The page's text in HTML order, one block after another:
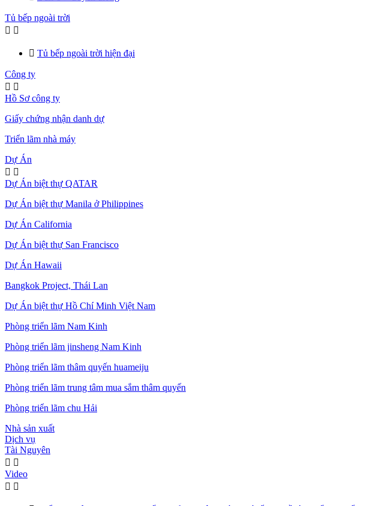
Tủ bếp ngoài trời
 
 Tủ bếp ngoài trời hiện đại
Công ty
 
Hồ Sơ công ty
Giấy chứng nhận danh dự
Triển lãm nhà máy
Dự Án
 
Dự Án biệt thự QATAR
Dự Án biệt thự Manila ở Philippines
Dự Án California
Dự Án biệt thự San Francisco
Dự Án Hawaii
Bangkok Project, Thái Lan
Dự Án biệt thự Hồ Chí Minh Việt Nam
Phòng triển lãm Nam Kinh
Phòng triển lãm jinsheng Nam Kinh
Phòng triển lãm thâm quyến huameiju
Phòng triển lãm trung tâm mua sắm thâm quyến
Phòng triển lãm chu Hải
Nhà sản xuất
Dịch vụ
Tài Nguyên
 
Video
 